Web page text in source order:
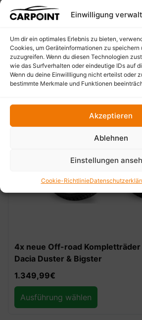
Einwilligung
Um dir ein optimales Erlebnis zu bieten,
Cookies, um Geräteinformationen zu speichern
zuzugreifen. Wenn du diesen Technologien
wie das Surfverhalten oder eindeutige IDs auf
Wenn du deine Einwillligung nicht erteilst oder
bestimmte Merkmale und Funktionen
Akzeptieren
Ablehnen
Einstellungen
Cookie-Richtlinie
REDUST Off-Road
129,99€ 90,99
Ausführung wählen